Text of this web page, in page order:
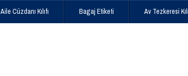
Aile Cüzdanı Kılıfı Bagaj Etiketi Av Tezkeresi